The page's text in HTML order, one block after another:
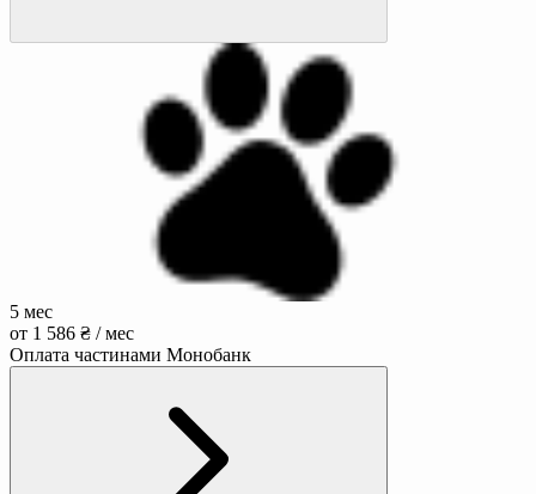
5 мес
от 1 586 ₴ / мес
Оплата частинами Монобанк